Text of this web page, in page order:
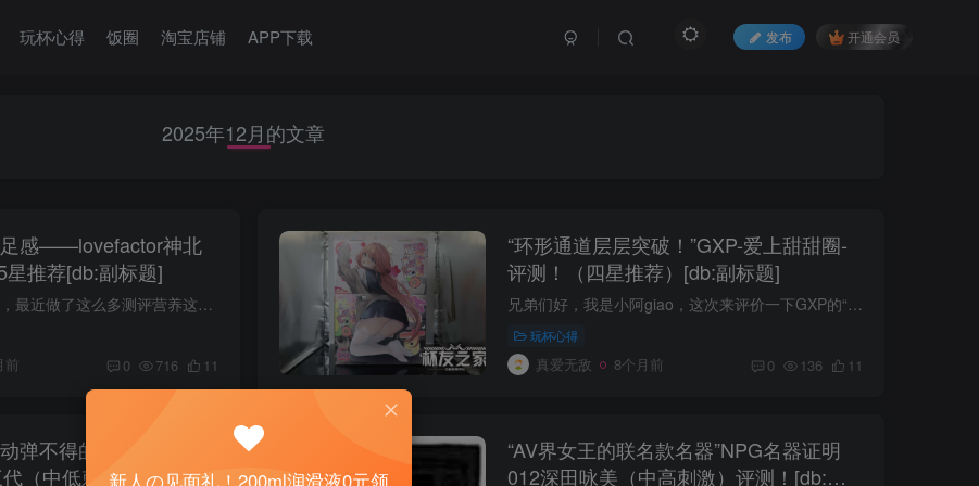
玩杯心得 饭圈 淘宝店铺 APP下载 发布 开通会员
2025年12月的文章
感——lovefactor神北
推荐[db:副标题]
大家好啊，我是阿鉴，最近做了这么多测评营养这一块补不上了，今天先测评一款不用喷射的玩具——lovefactor的大奶，神北雏子。 一、包装和胶体の细节展示 包装展示： 经典的二次元画风黄头发妹...
前 0 716 11
“环形通道层层突破！”GXP-爱上甜甜圈-
评测！（四星推荐）[db:副标题]
兄弟们好，我是小阿giao，这次来评价一下GXP的“爱上甜甜圈”，是个5kg屁股倒模！ 看到这个重量就知道是不是很牛批了？最近也用了这个很久，给兄弟们讲讲体验。 一、包装及产品の细节展示 包装...
玩杯心得
真爱无敌 8个月前 0 136 11
弹不得的和服少女——
（中低刺激）4星推荐
“AV界女王的联名款名器”NPG名器证明
012深田咏美（中高刺激）评测！[db:副
新人の见面礼！200ml润滑液0元领